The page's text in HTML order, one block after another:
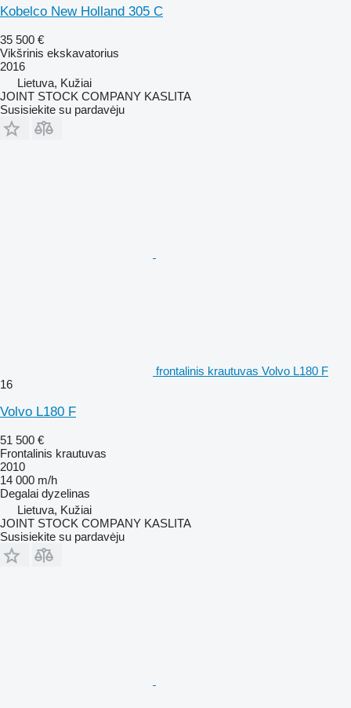
Kobelco New Holland 305 C
35 500 €
Vikšrinis ekskavatorius
2016
Lietuva, Kužiai
JOINT STOCK COMPANY KASLITA
Susisiekite su pardavėju
frontalinis krautuvas Volvo L180 F
16
Volvo L180 F
51 500 €
Frontalinis krautuvas
2010
14 000 m/h
Degalai dyzelinas
Lietuva, Kužiai
JOINT STOCK COMPANY KASLITA
Susisiekite su pardavėju